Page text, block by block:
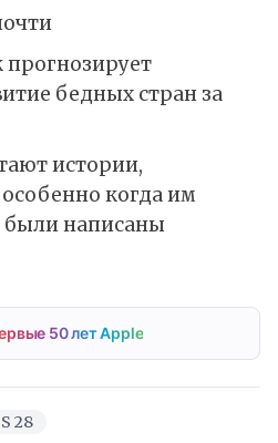
бедных стран за
истории,
когда им
были написаны
50 лет Apple
28